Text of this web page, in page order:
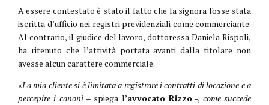
A essere contestato è stato il fatto che la signora fosse stata
iscritta d’ufficio nei registri previdenziali come commerciante.
Al contrario, il giudice del lavoro, dottoressa Daniela Rispoli,
ha ritenuto che l’attività portata avanti dalla titolare non
avesse alcun carattere commerciale.
«La mia cliente si è limitata a registrare i contratti di locazione e a
percepire i canoni– spiega l’avvocato Rizzo -, come succede